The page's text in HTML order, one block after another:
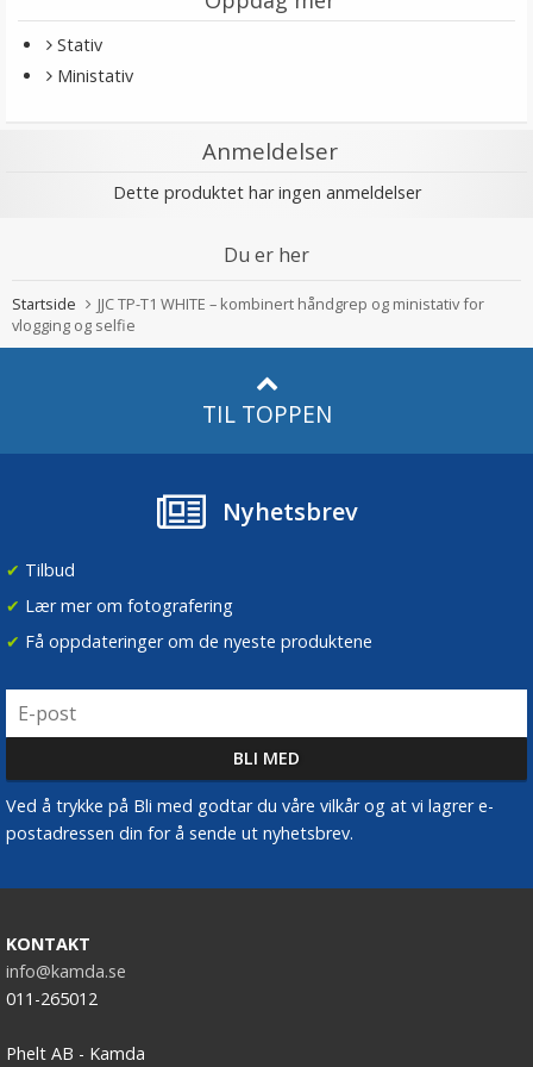
Stativ
Ministativ
Anmeldelser
Dette produktet har ingen anmeldelser
Du er her
Startside
JJC TP-T1 WHITE – kombinert håndgrep og ministativ for
vlogging og selfie
TIL TOPPEN
Nyhetsbrev
✔ Tilbud
✔ Lær mer om fotografering
✔ Få oppdateringer om de nyeste produktene
Ved å trykke på Bli med godtar du våre vilkår og at vi lagrer e-
postadressen din for å sende ut nyhetsbrev.
KONTAKT
info@kamda.se
011-265012
Phelt AB - Kamda